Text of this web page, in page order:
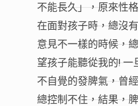
不能長久」，原來性
在面對孩子時，總沒
意見不一樣的時候，
望孩子能聽從我的! 一
不自覺的發脾氣，曾
總控制不住，結果，